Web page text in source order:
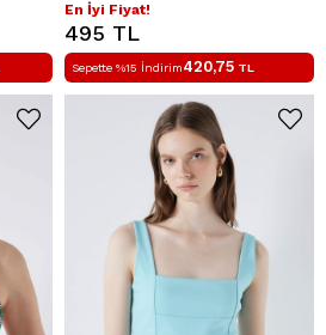
En İyi Fiyat!
495 TL
Sepette %15 İndirim420,75 TL